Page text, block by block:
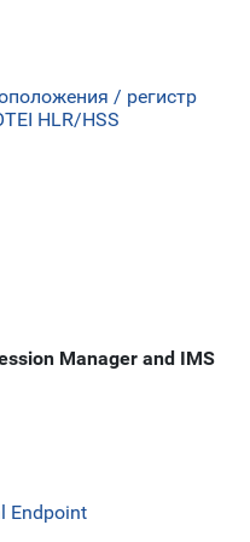
/ регистр
HLR/HSS
Manager and IMS
Endpoint